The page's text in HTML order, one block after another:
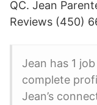
QC. Jean
Reviews (450)
Jean has 1
complete
Jean’s